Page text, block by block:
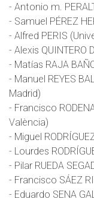
- Antonio m.
- Samuel PÉREZ
- Alfred PERIS
- Alexis QUINTERO
- Matías RAJA
- Manuel REYES
Madrid)
- Francisco
València)
- Miguel
- Lourdes
- Pilar RUEDA
- Francisco SÁEZ
- Eduardo SENA